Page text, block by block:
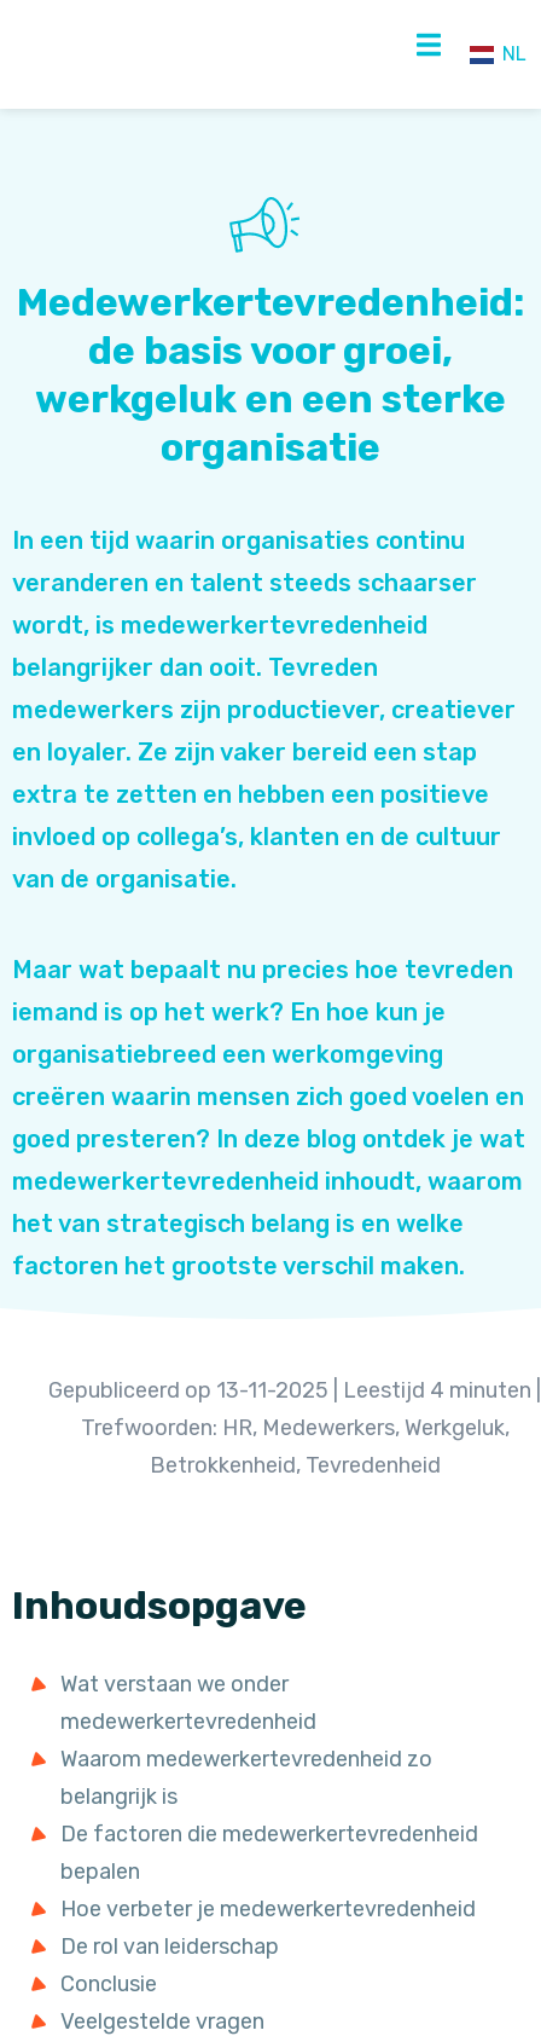
NL
Medewerkertevredenheid:
de basis voor groei,
werkgeluk en een sterke
organisatie
In een tijd waarin organisaties continu
veranderen en talent steeds schaarser
wordt, is medewerkertevredenheid
belangrijker dan ooit. Tevreden
medewerkers zijn productiever, creatiever
en loyaler. Ze zijn vaker bereid een stap
extra te zetten en hebben een positieve
invloed op collega’s, klanten en de cultuur
van de organisatie.
Maar wat bepaalt nu precies hoe tevreden
iemand is op het werk? En hoe kun je
organisatiebreed een werkomgeving
creëren waarin mensen zich goed voelen en
goed presteren? In deze blog ontdek je wat
medewerkertevredenheid inhoudt, waarom
het van strategisch belang is en welke
factoren het grootste verschil maken.
Gepubliceerd op 13-11-2025 | Leestijd 4 minuten |
Trefwoorden: HR, Medewerkers, Werkgeluk,
Betrokkenheid, Tevredenheid
Inhoudsopgave
Wat verstaan we onder
medewerkertevredenheid
Waarom medewerkertevredenheid zo
belangrijk is
De factoren die medewerkertevredenheid
bepalen
Hoe verbeter je medewerkertevredenheid
De rol van leiderschap
Conclusie
Veelgestelde vragen